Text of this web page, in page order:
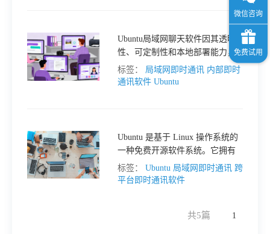
题
Ubuntu局域网聊天软件因其透明
性、可定制性和本地部署能力，
正成为越来越多企业的首选。
标签： 局域网即时通讯 内部即时
通讯软件 Ubuntu
Ubuntu 是基于 Linux 操作系统的
一种免费开源软件系统。它拥有
极佳的实用性和扩展性，在市场
上越来越受欢迎。以下是几款适
标签： Ubuntu 局域网即时通讯 跨
平台即时通讯软件
共5篇 1